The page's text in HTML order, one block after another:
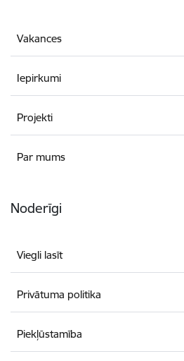
Vakances
Iepirkumi
Projekti
Par mums
Noderīgi
Viegli lasīt
Privātuma politika
Piekļūstamība